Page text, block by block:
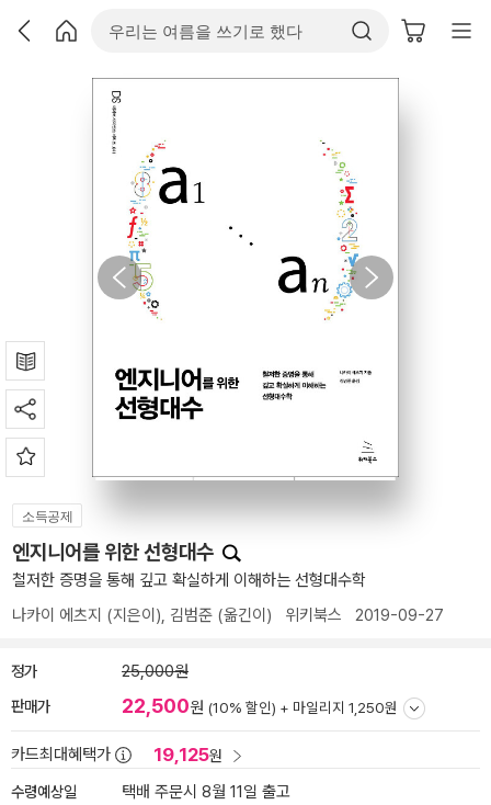
소득공제
엔지니어를 위한 선형대수
철저한 증명을 통해 깊고 확실하게 이해하는 선형대수학
나카이 에츠지 (지은이), 김범준 (옮긴이) 위키북스 2019-09-27
정가 25,000원
판매가 22,500원 (10% 할인) + 마일리지 1,250원
카드최대혜택가 19,125원
수령예상일
택배 주문시 8월 11일 출고